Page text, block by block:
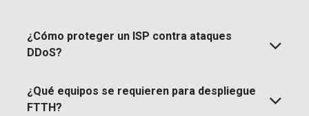
¿Cómo proteger un ISP contra ataques
DDoS?
¿Qué equipos se requieren para despliegue
FTTH?